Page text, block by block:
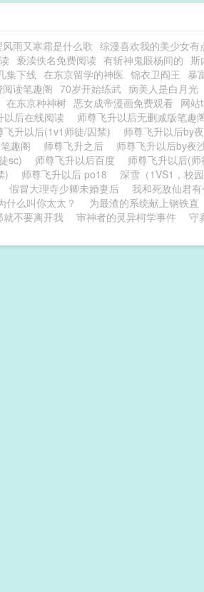
风雨又寒霜是什么歌 综漫喜欢我的美少女有
亵渎佚名免费阅读 有斩神鬼眼杨间的 斯
集下线 在东京留学的神医 锦衣卫阎王 暴
读笔趣阁 70岁开始练武 病美人是白月光
在东京种神树 恶女成帝漫画免费观看 网站
以后在线阅读 师尊飞升以后无删减版笔趣
飞升以后(1v1师徒/囚禁) 师尊飞升以后by
趣阁 师尊飞升之后 师尊飞升以后by夜
sc) 师尊飞升以后百度 师尊飞升以后(师
) 师尊飞升以后 po18 深雪（1VS1，校园
假冒大理寺少卿未婚妻后 我和死敌仙君有
什么叫你太太？ 为最渣的系统献上钢铁直
就不要离开我 审神者的灵异柯学事件 守